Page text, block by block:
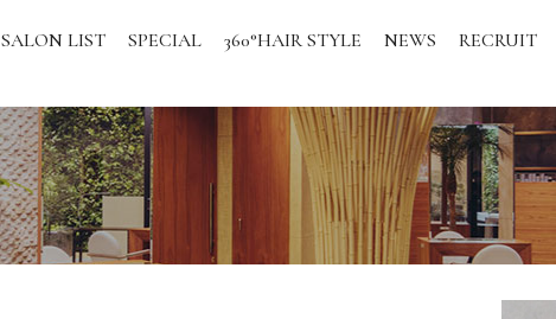
SALON LIST SPECIAL 360°HAIR STYLE NEWS RECRUIT